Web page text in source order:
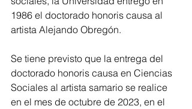
1986 el doctorado honoris causa al
artista Alejando Obregón.
Se tiene previsto que la entrega del
doctorado honoris causa en Ciencias
Sociales al artista samario se realice
en el mes de octubre de 2023, en el